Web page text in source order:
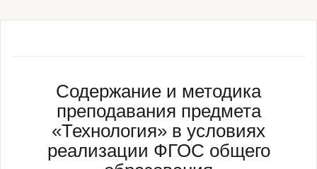
Содержание и методика
преподавания предмета
«Технология» в условиях
реализации ФГОС общего